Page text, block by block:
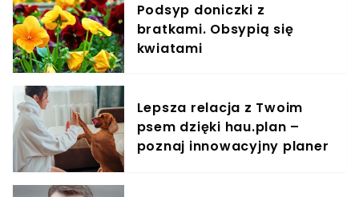
Podsyp doniczki z
bratkami. Obsypią się
kwiatami
Lepsza relacja z Twoim
psem dzięki hau.plan –
poznaj innowacyjny planer